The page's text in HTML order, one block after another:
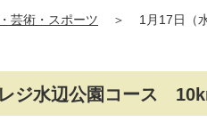
芸術・スポーツ ＞
1月17日（
ジ水辺公園コース